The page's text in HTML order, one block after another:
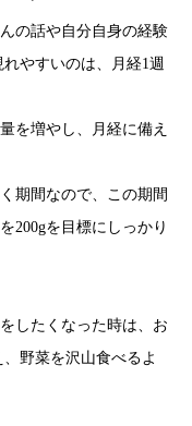
の話や自分自身の経験
やすいのは、月経1週
を増やし、月経に備え
期間なので、この期間
200gを目標にしっかり
したくなった時は、お
野菜を沢山食べるよ